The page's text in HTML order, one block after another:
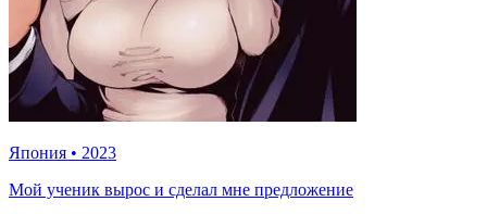
Япония • 2023
Мой ученик вырос и сделал мне предложение